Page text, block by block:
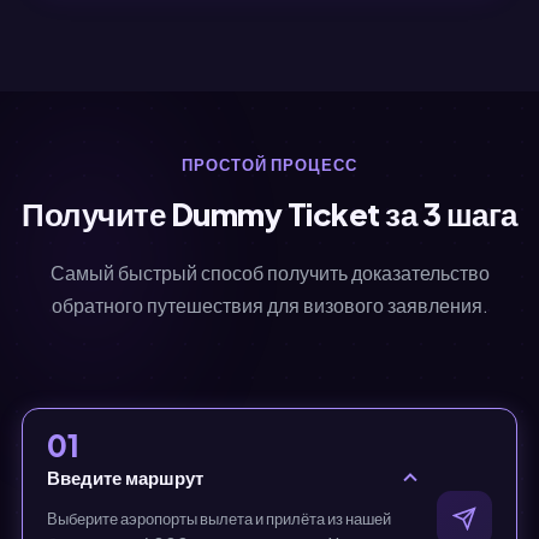
ПРОСТОЙ ПРОЦЕСС
Получите Dummy Ticket за 3 шага
Самый быстрый способ получить доказательство
обратного путешествия для визового заявления.
01
Введите маршрут
Выберите аэропорты вылета и прилёта из нашей